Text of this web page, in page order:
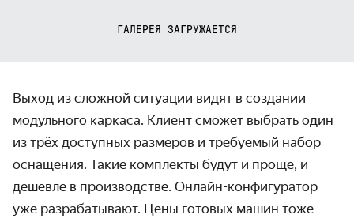
ГАЛЕРЕЯ ЗАГРУЖАЕТСЯ
Выход из сложной ситуации видят в создании
модульного каркаса. Клиент сможет выбрать один
из трёх доступных размеров и требуемый набор
оснащения. Такие комплекты будут и проще, и
дешевле в производстве. Онлайн-конфигуратор
уже разрабатывают. Цены готовых машин тоже